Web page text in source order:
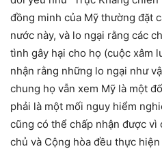
đồng minh của Mỹ thường đặt
nước này, và lo ngại rằng các
tình gây hại cho họ (cuộc xâm
nhận rằng những lo ngại như
chung họ vẫn xem Mỹ là một
phải là một mối nguy hiểm
cũng có thể chấp nhận được vì
chủ và Cộng hòa đều thực